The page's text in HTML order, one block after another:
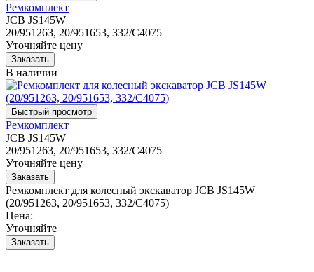
Ремкомплект
JCB JS145W
20/951263, 20/951653, 332/С4075
Уточняйте цену
В наличии
Ремкомплект
JCB JS145W
20/951263, 20/951653, 332/С4075
Уточняйте цену
Ремкомплект для колесный экскаватор JCB JS145W
(20/951263, 20/951653, 332/С4075)
Цена:
Уточняйте